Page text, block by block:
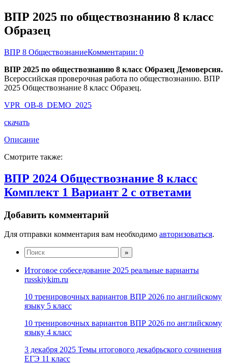
ВПР 2025 по обществознанию 8 класс
Образец
ВПР 8 ОбществознаниеКомментарии: 0
ВПР 2025 по обществознанию 8 класс Образец Демоверсия.
Всероссийская проверочная работа по обществознанию. ВПР
2025 Обществознание 8 класс Образец.
VPR_OB-8_DEMO_2025
скачать
Описание
Смотрите также:
ВПР 2024 Обществознание 8 класс
Комплект 1 Вариант 2 с ответами
Добавить комментарий
Для отправки комментария вам необходимо авторизоваться.
Итоговое собеседование 2025 реальные варианты
russkiykim.ru
10 тренировочных вариантов ВПР 2026 по английскому
языку 5 класс
10 тренировочных вариантов ВПР 2026 по английскому
языку 4 класс
3 декабря 2025 Темы итогового декабрьского сочинения
ЕГЭ 11 класс